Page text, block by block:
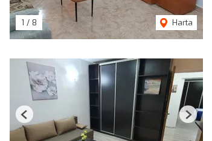
1 / 8 Harta
Previous Next